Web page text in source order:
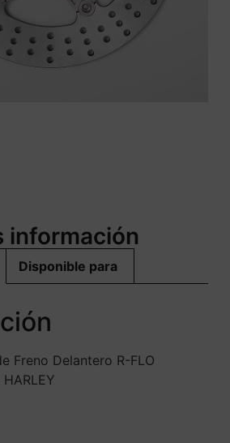
información
Disponible para
Freno Delantero R-FLO